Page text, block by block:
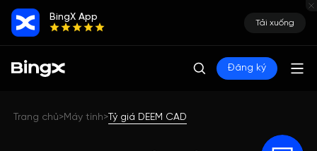
BingX App
Tải xuống
Đăng ký
Trang chủ>Máy tính>Tỷ giá DEEM CAD